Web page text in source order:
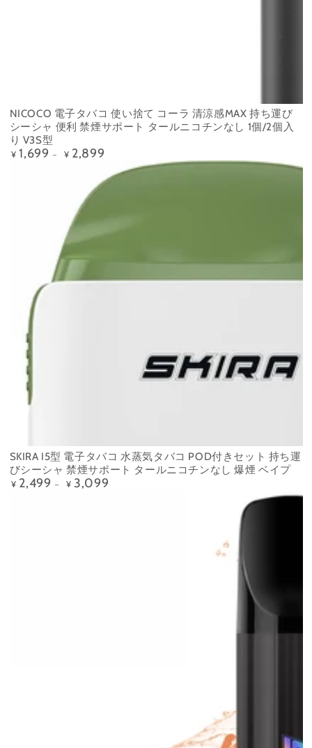
NICOCO 電子タバコ 使い捨て コーラ 清涼感MAX 持ち運び
シーシャ 便利 禁煙サポート タールニコチンなし 1個/2個入
り V3S型
定
¥ 1,699 ¥ 2,899
SKIRA I5型 電子タバコ 水蒸気タバコ POD付きセット 持ち運
びシーシャ 禁煙サポート タールニコチンなし 爆煙 ベイプ
定
¥ 2,499 ¥ 3,099